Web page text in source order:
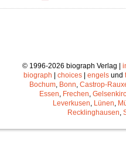
© 1996-2026 biograph Verlag |
biograph
choices engels und
Bochum, Bonn, Castrop-
Essen, Frechen,
Leverkusen, Lünen,
Recklinghausen,